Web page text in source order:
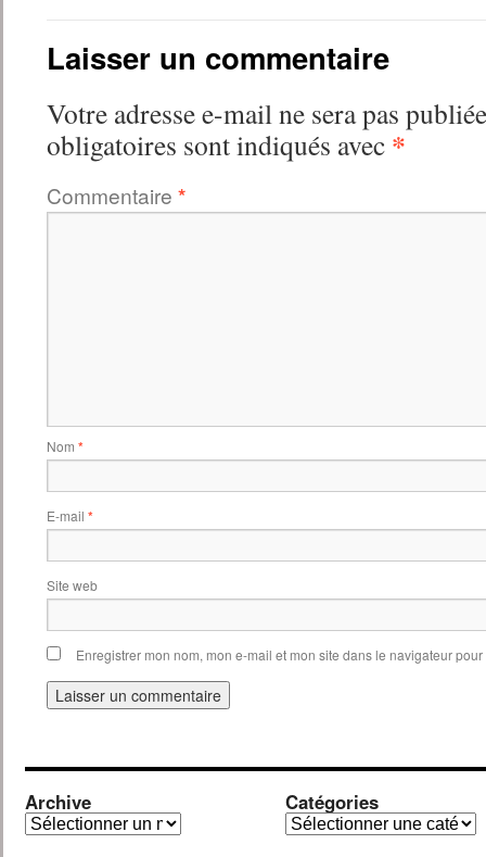
Laisser un commentaire
Votre adresse e-mail ne sera pas
obligatoires sont indiqués avec *
Commentaire *
Nom *
E-mail *
Site web
Enregistrer mon nom, mon e-mail et mon site dans le navigateur
Archive
Archive
Catégories
Catégories